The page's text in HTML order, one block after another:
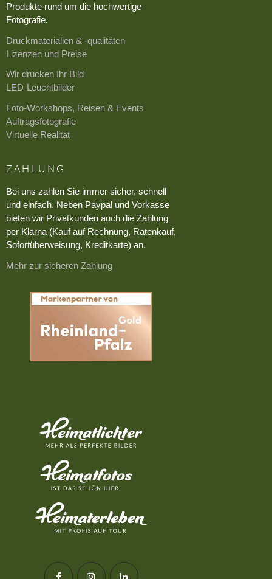
Produkte rund um die hochwertige
Fotografie.
Druckmaterialien & -qualitäten
Lizenzen und Preise
Wir drucken Ihr Bild
LED-Leuchtbilder
Foto-Workshops, Reisen & Events
Auftragsfotografie
Virtuelle Realität
ZAHLUNG
Bei uns zahlen Sie immer sicher, schnell
und einfach. Neben Paypal und Vorkasse
bieten wir Privatkunden auch die Zahlung
per Klarna (Kauf auf Rechnung, Ratenkauf,
Sofortüberweisung, Kreditkarte) an.
Mehr zur sicheren Zahlung